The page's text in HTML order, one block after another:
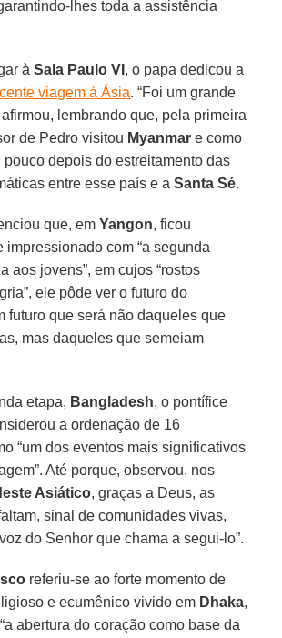
lhes toda a assistência
àSala Paulo VI , o papa dedicou a
viagem à Ásia. “Foi um grande
lembrando que, pela primeira
de Pedro visitou Myanmar e como
pouco depois do estreitamento das
entre esse país e aSanta Sé.
que, emYangon, ficou
impressionado com “a segunda
aos jovens”, em cujos “rostos
ele pôde ver o futuro do
futuro que será não daqueles que
mas daqueles que semeiam
etapa, Bangladesh, o pontífice
a ordenação de 16
“um dos eventos mais significativos
Até porque, observou, nos
Asiático, graças a Deus, as
sinal de comunidades vivas,
do Senhor que chama a segui-lo”.
referiu-se ao forte momento de
e ecumênico vivido em Dhaka,
abertura do coração como base da